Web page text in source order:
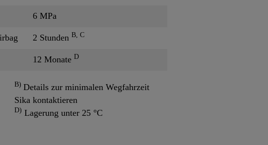
6 MPa
2 Stunden B, C
12 Monate D
B) Details zur minimalen Wegfahrzeit
Sika kontaktieren
D) Lagerung unter 25 °C